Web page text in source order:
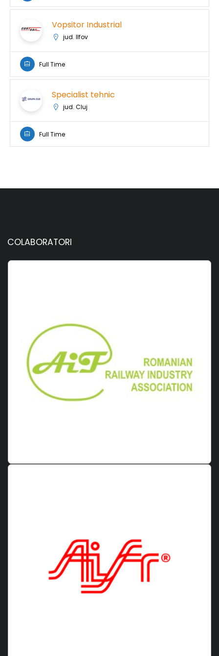
Vopsitor Industrial
jud. Ilfov
Full Time
Specialist tehnic
jud. Cluj
Full Time
COLABORATORI